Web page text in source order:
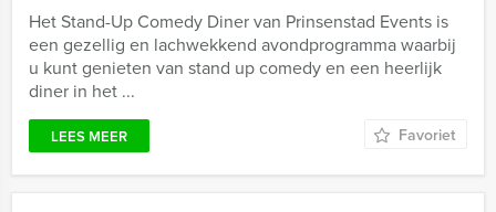
Het Stand-Up Comedy Diner van Prinsenstad Events is
een gezellig en lachwekkend avondprogramma waarbij
u kunt genieten van stand up comedy en een heerlijk
diner in het ...
LEES MEER Favoriet